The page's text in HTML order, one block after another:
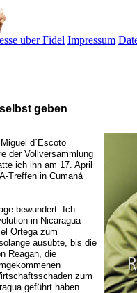
über Fidel Impressum
geben
d´Escoto
der Vollversammlung
ich ihn am 17. April
Treffen in Cumaná
bewundert. Ich
in Nicaragua
Ortega zum
ausübte, bis die
Reagan, die
zum
geführt haben.